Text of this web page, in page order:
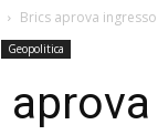
Brics aprova
Geopolitica